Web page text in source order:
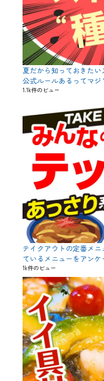
夏だから知っておきた
公式ルールあるってマジ
1.1k件のビュー
テイクアウトの定番メ
ているメニューをアン
1k件のビュー